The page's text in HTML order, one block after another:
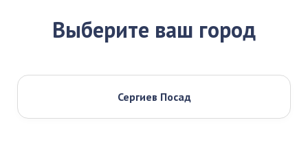
Выберите ваш город
Сергиев Посад